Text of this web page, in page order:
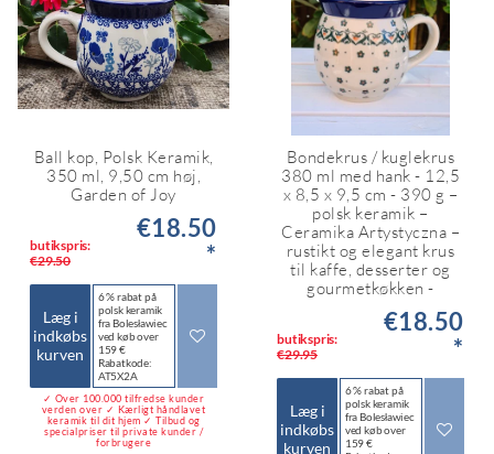
Ball kop, Polsk Keramik,
350 ml, 9,50 cm høj,
Garden of Joy
butikspris:
€29.50
€18.50
*
Læg i
indkøbs
kurven
6 % rabat på
polsk keramik
fra Bolesławiec
ved køb over
159 €
Rabatkode:
AT5X2A
✓ Over 100.000 tilfredse kunder
verden over ✓ Kærligt håndlavet
keramik til dit hjem ✓ Tilbud og
specialpriser til private kunder /
forbrugere
Bondekrus / kuglekrus
380 ml med hank - 12,5
x 8,5 x 9,5 cm - 390 g –
polsk keramik –
Ceramika Artystyczna –
rustikt og elegant krus
til kaffe, desserter og
gourmetkøkken -
butikspris:
€29.95
€18.50
*
Læg i
indkøbs
kurven
6 % rabat på
polsk keramik
fra Bolesławiec
ved køb over
159 €